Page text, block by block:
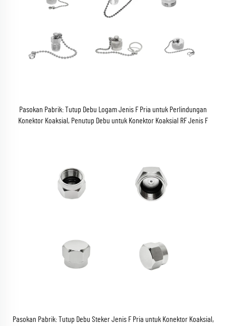
Pasokan Pabrik: Tutup Debu Logam Jenis F Pria untuk Perlindungan
Konektor Koaksial, Penutup Debu untuk Konektor Koaksial RF Jenis F
Pasokan Pabrik: Tutup Debu Steker Jenis F Pria untuk Konektor Koaksial,